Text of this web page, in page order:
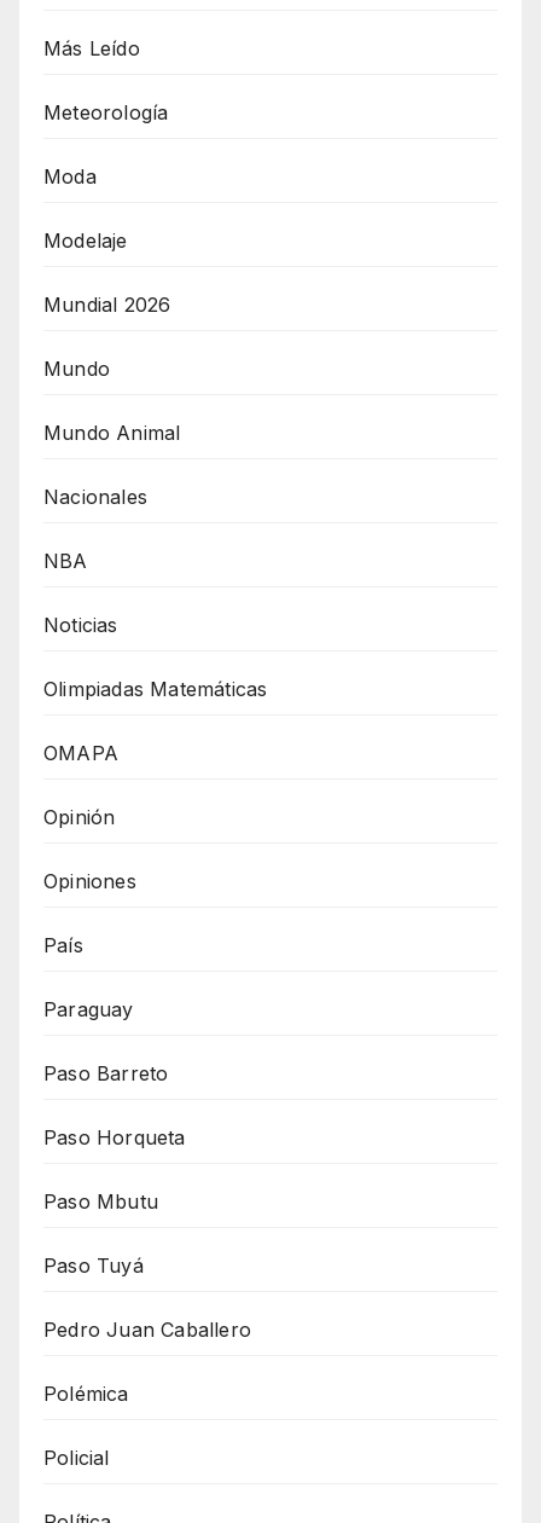
Más Leído
Meteorología
Moda
Modelaje
Mundial 2026
Mundo
Mundo Animal
Nacionales
NBA
Noticias
Olimpiadas Matemáticas
OMAPA
Opinión
Opiniones
País
Paraguay
Paso Barreto
Paso Horqueta
Paso Mbutu
Paso Tuyá
Pedro Juan Caballero
Polémica
Policial